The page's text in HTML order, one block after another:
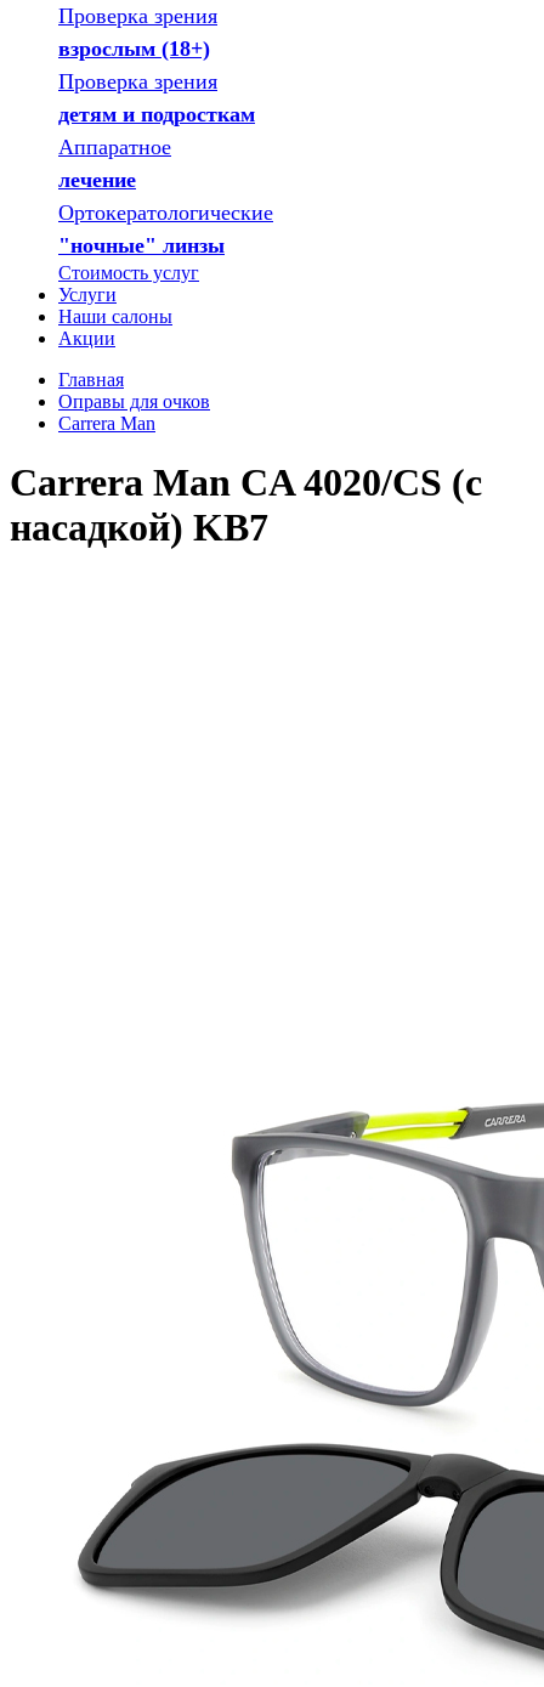
Проверка зрения
взрослым (18+)
Проверка зрения
детям и подросткам
Аппаратное
лечение
Ортокератологические
"ночные" линзы
Стоимость услуг
Услуги
Наши салоны
Акции
Главная
Оправы для очков
Carrera Man
Carrera Man CA 4020/CS (с
насадкой) KB7